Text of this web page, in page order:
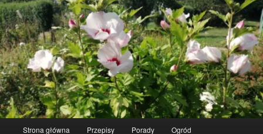
Strona główna Przepisy Porady Ogród